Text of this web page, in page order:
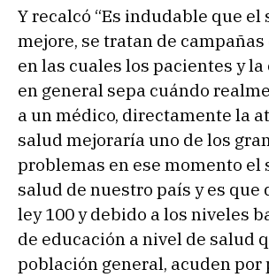
Y recalcó “Es indudable que el
mejore, se tratan de
en las cuales los pacientes y
en general sepa cuándo
a un médico, directamente la
salud mejoraría uno de los
problemas en ese momento el
salud de nuestro país y es que
ley 100 y debido a los niveles
de educación a nivel de salud
población general, acuden por